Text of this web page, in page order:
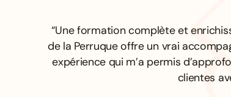
“Une formation complète et
de la Perruque offre un vrai
expérience qui m’a permis
clientes